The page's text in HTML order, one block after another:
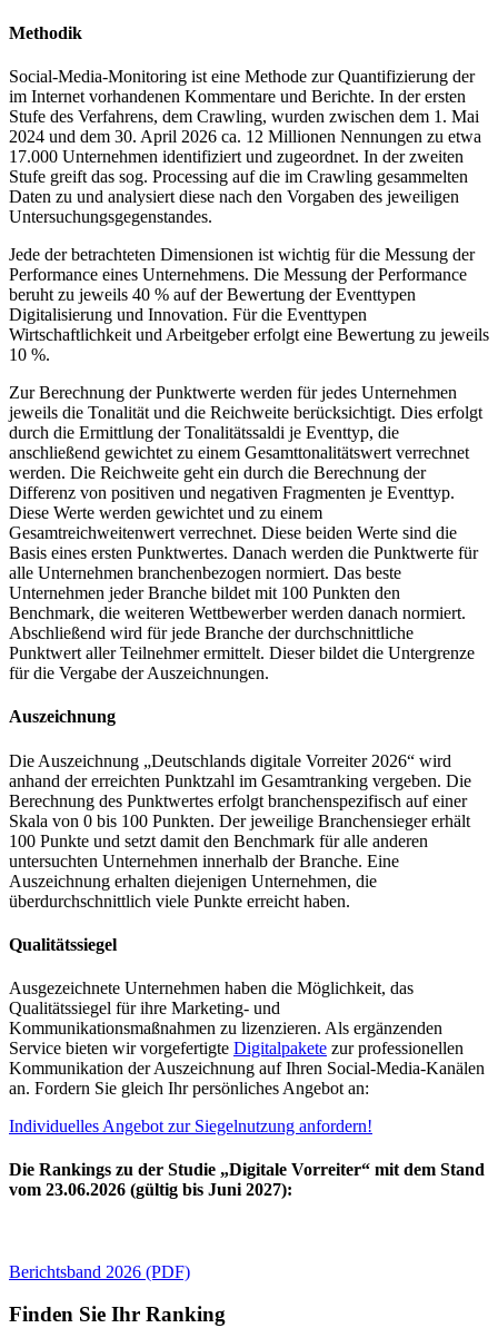
Methodik
Social-Media-Monitoring ist eine Methode zur Quantifizierung der
im Internet vorhandenen Kommentare und Berichte. In der ersten
Stufe des Verfahrens, dem Crawling, wurden zwischen dem 1. Mai
2024 und dem 30. April 2026 ca. 12 Millionen Nennungen zu etwa
17.000 Unternehmen identifiziert und zugeordnet. In der zweiten
Stufe greift das sog. Processing auf die im Crawling gesammelten
Daten zu und analysiert diese nach den Vorgaben des jeweiligen
Untersuchungsgegenstandes.
Jede der betrachteten Dimensionen ist wichtig für die Messung der
Performance eines Unternehmens. Die Messung der Performance
beruht zu jeweils 40 % auf der Bewertung der Eventtypen
Digitalisierung und Innovation. Für die Eventtypen
Wirtschaftlichkeit und Arbeitgeber erfolgt eine Bewertung zu jeweils
10 %.
Zur Berechnung der Punktwerte werden für jedes Unternehmen
jeweils die Tonalität und die Reichweite berücksichtigt. Dies erfolgt
durch die Ermittlung der Tonalitätssaldi je Eventtyp, die
anschließend gewichtet zu einem Gesamttonalitätswert verrechnet
werden. Die Reichweite geht ein durch die Berechnung der
Differenz von positiven und negativen Fragmenten je Eventtyp.
Diese Werte werden gewichtet und zu einem
Gesamtreichweitenwert verrechnet. Diese beiden Werte sind die
Basis eines ersten Punktwertes. Danach werden die Punktwerte für
alle Unternehmen branchenbezogen normiert. Das beste
Unternehmen jeder Branche bildet mit 100 Punkten den
Benchmark, die weiteren Wettbewerber werden danach normiert.
Abschließend wird für jede Branche der durchschnittliche
Punktwert aller Teilnehmer ermittelt. Dieser bildet die Untergrenze
für die Vergabe der Auszeichnungen.
Auszeichnung
Die Auszeichnung „Deutschlands digitale Vorreiter 2026“ wird
anhand der erreichten Punktzahl im Gesamtranking vergeben. Die
Berechnung des Punktwertes erfolgt branchenspezifisch auf einer
Skala von 0 bis 100 Punkten. Der jeweilige Branchensieger erhält
100 Punkte und setzt damit den Benchmark für alle anderen
untersuchten Unternehmen innerhalb der Branche. Eine
Auszeichnung erhalten diejenigen Unternehmen, die
überdurchschnittlich viele Punkte erreicht haben.
Qualitätssiegel
Ausgezeichnete Unternehmen haben die Möglichkeit, das
Qualitätssiegel für ihre Marketing- und
Kommunikationsmaßnahmen zu lizenzieren. Als ergänzenden
Service bieten wir vorgefertigte Digitalpakete zur professionellen
Kommunikation der Auszeichnung auf Ihren Social-Media-Kanälen
an. Fordern Sie gleich Ihr persönliches Angebot an:
Individuelles Angebot zur Siegelnutzung anfordern!
Die Rankings zu der Studie „Digitale Vorreiter“ mit dem Stand
vom 23.06.2026 (gültig bis Juni 2027):
Berichtsband 2026 (PDF)
Finden Sie Ihr Ranking